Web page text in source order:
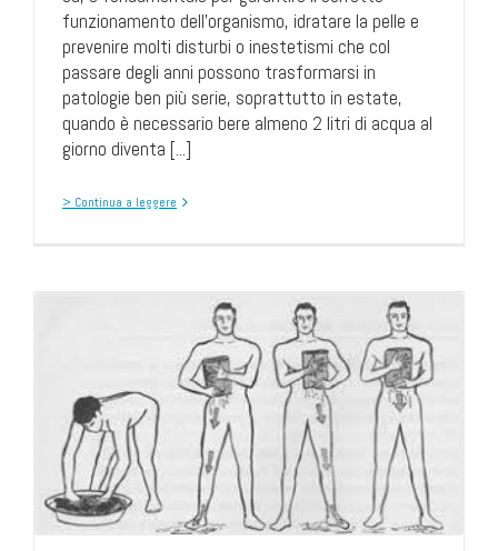
funzionamento dell’organismo, idratare la pelle e
prevenire molti disturbi o inestetismi che col
passare degli anni possono trasformarsi in
patologie ben più serie, soprattutto in estate,
quando è necessario bere almeno 2 litri di acqua al
giorno diventa [...]
> Continua a leggere